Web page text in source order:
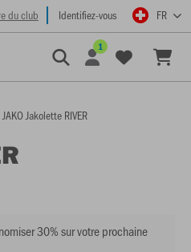
du club Identifiez-vous FR
1
JAKO Jakolette RIVER
30% sur votre prochaine